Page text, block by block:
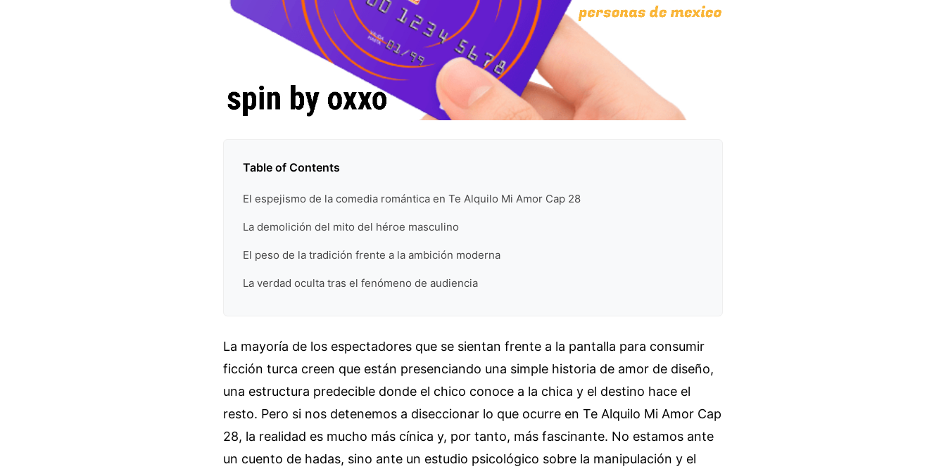
Table of Contents
El espejismo de la comedia romántica en Te Alquilo Mi Amor Cap 28
La demolición del mito del héroe masculino
El peso de la tradición frente a la ambición moderna
La verdad oculta tras el fenómeno de audiencia
La mayoría de los espectadores que se sientan frente a la pantalla para consumir
ficción turca creen que están presenciando una simple historia de amor de diseño,
una estructura predecible donde el chico conoce a la chica y el destino hace el
resto. Pero si nos detenemos a diseccionar lo que ocurre en Te Alquilo Mi Amor Cap
28, la realidad es mucho más cínica y, por tanto, más fascinante. No estamos ante
un cuento de hadas, sino ante un estudio psicológico sobre la manipulación y el